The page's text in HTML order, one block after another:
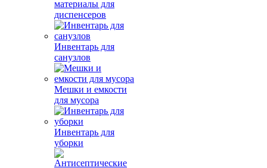
материалы для
диспенсеров
Инвентарь для
санузлов
Мешки и емкости
для мусора
Инвентарь для
уборки